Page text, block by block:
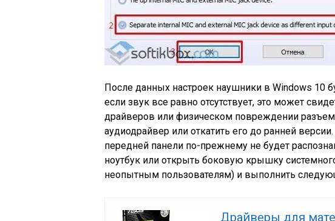
После данных настроек наушники в Windows 10
если звук все равно отсутствует, это может
драйверов или физическом повреждении
аудиодрайвер или откатить его до ранней
передней панели по-прежнему не будет
ноутбук или открыть боковую крышку
неопытным пользователям) и выполнить
Драйверы для